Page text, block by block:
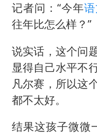
记者问：“今年
往年比怎么样？”
说实话，这个问
显得自己水平不
凡尔赛，所以这
都不太好。
结果这孩子微微